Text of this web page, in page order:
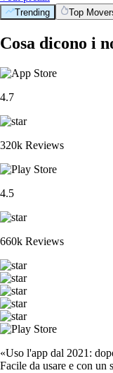
Trending Top
Cosa dicono i
4.7
320k Reviews
4.5
660k Reviews
«Uso l'app dal 2021:
Facile da usare e con un